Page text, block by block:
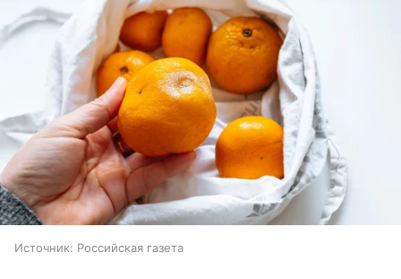
Источник: Российская газета